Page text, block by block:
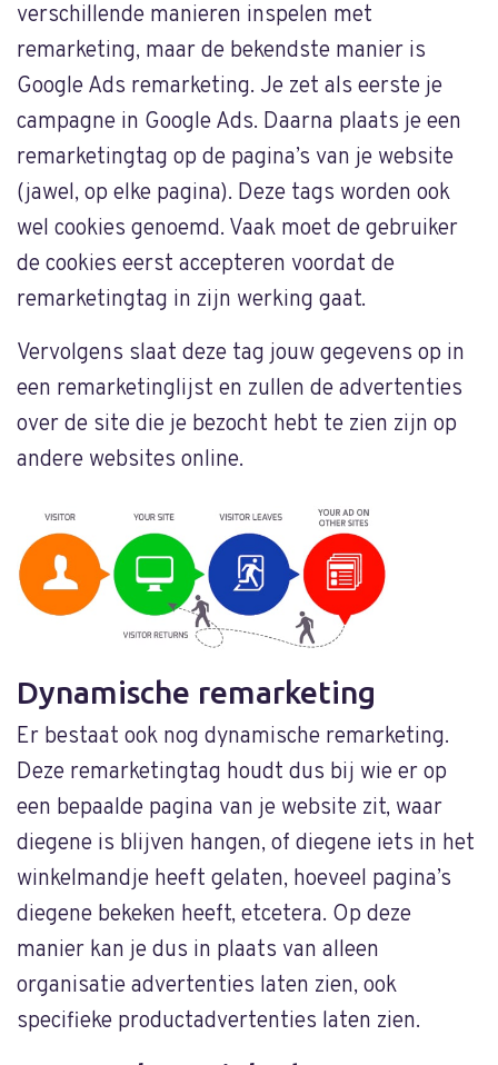
verschillende manieren inspelen met
remarketing, maar de bekendste manier is
Google Ads remarketing. Je zet als eerste je
campagne in Google Ads. Daarna plaats je een
remarketingtag op de pagina’s van je website
(jawel, op elke pagina). Deze tags worden ook
wel cookies genoemd. Vaak moet de gebruiker
de cookies eerst accepteren voordat de
remarketingtag in zijn werking gaat.
Vervolgens slaat deze tag jouw gegevens op in
een remarketinglijst en zullen de advertenties
over de site die je bezocht hebt te zien zijn op
andere websites online.
Dynamische remarketing
Er bestaat ook nog dynamische remarketing.
Deze remarketingtag houdt dus bij wie er op
een bepaalde pagina van je website zit, waar
diegene is blijven hangen, of diegene iets in het
winkelmandje heeft gelaten, hoeveel pagina’s
diegene bekeken heeft, etcetera. Op deze
manier kan je dus in plaats van alleen
organisatie advertenties laten zien, ook
specifieke productadvertenties laten zien.